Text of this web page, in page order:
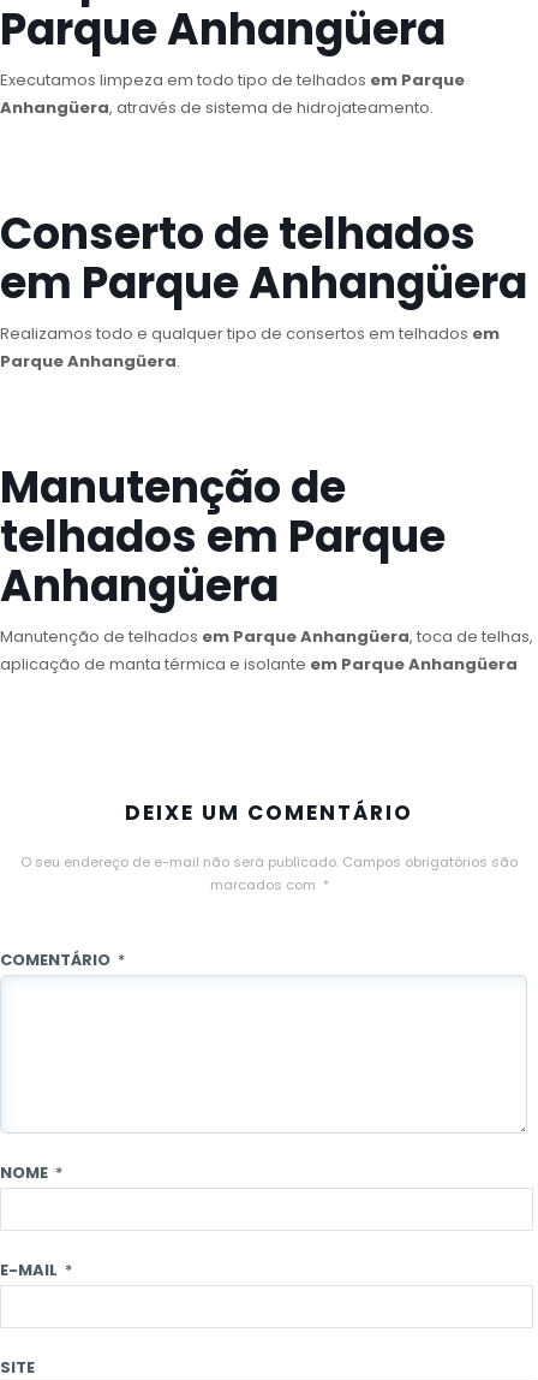
Parque Anhangüera
Executamos limpeza em todo tipo de telhados em Parque
Anhangüera, através de sistema de hidrojateamento.
Conserto de telhados
em Parque Anhangüera
Realizamos todo e qualquer tipo de consertos em telhados em
Parque Anhangüera.
Manutenção de
telhados em Parque
Anhangüera
Manutenção de telhados em Parque Anhangüera, toca de telhas,
aplicação de manta térmica e isolante em Parque Anhangüera
DEIXE UM COMENTÁRIO
O seu endereço de e-mail não será publicado. Campos obrigatórios são
marcados com *
COMENTÁRIO *
NOME *
E-MAIL *
SITE